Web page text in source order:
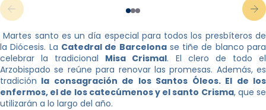
Martes santo es un día especial para todos los presbíteros de
la Diócesis. La Catedral de Barcelonase tiñe de blanco para
celebrar la tradicional Misa Crismal. El clero de todo el
Arzobispado se reúne para renovar las promesas. Además, es
tradición la consagración de los Santos Óleos. El de los
enfermos, el de los catecúmenos y el santo Crisma, que se
utilizarán a lo largo del año.